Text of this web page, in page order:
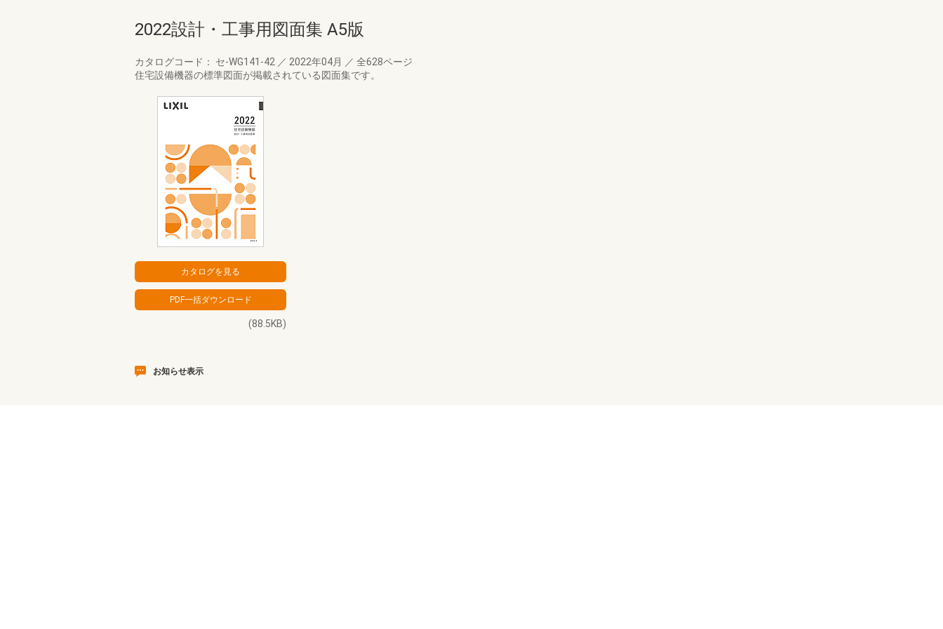
2022設計・工事用図面集 A5版
カタログコード： セ-WG141-42 ／ 2022年04月 ／ 全628ページ
住宅設備機器の標準図面が掲載されている図面集です。
(88.5KB)
お知らせ表示